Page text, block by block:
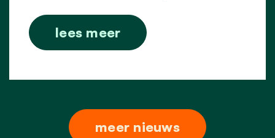
lees meer
meer nieuws